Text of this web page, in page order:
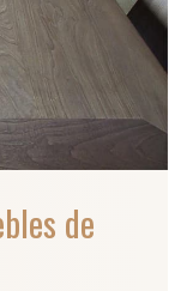
de